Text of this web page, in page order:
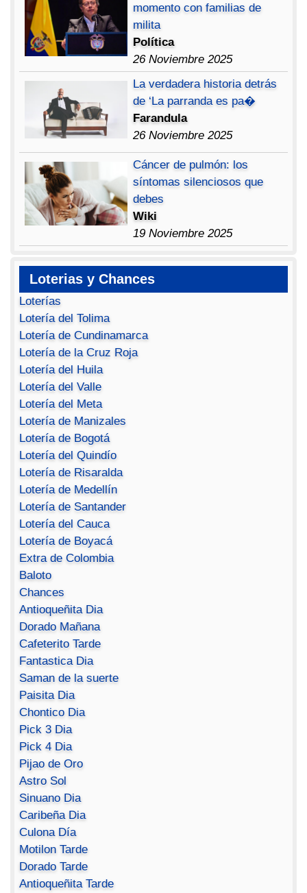
momento con familias de
milita
Política
26 Noviembre 2025
La verdadera historia detrás
de ‘La parranda es pa�
Farandula
26 Noviembre 2025
Cáncer de pulmón: los
síntomas silenciosos que
debes
Wiki
19 Noviembre 2025
Loterias y Chances
Loterías
Lotería del Tolima
Lotería de Cundinamarca
Lotería de la Cruz Roja
Lotería del Huila
Lotería del Valle
Lotería del Meta
Lotería de Manizales
Lotería de Bogotá
Lotería del Quindío
Lotería de Risaralda
Lotería de Medellín
Lotería de Santander
Lotería del Cauca
Lotería de Boyacá
Extra de Colombia
Baloto
Chances
Antioqueñita Dia
Dorado Mañana
Cafeterito Tarde
Fantastica Dia
Saman de la suerte
Paisita Dia
Chontico Dia
Pick 3 Dia
Pick 4 Dia
Pijao de Oro
Astro Sol
Sinuano Dia
Caribeña Dia
Culona Día
Motilon Tarde
Dorado Tarde
Antioqueñita Tarde